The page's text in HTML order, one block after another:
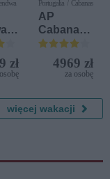
zł
Portugalia / Cabanas
AP
Cabanas
Beach &
Nature
4969 zł
za osobę
więcej wakacji